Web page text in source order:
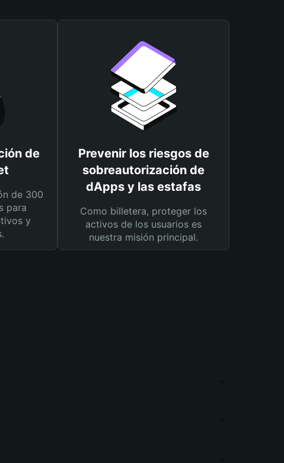
de
de 300
para
y
Prevenir los riesgos de
sobreautorización de
dApps y las estafas
Como billetera, proteger los
activos de los usuarios es
nuestra misión principal.